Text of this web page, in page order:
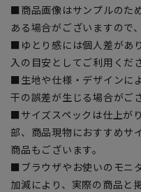
■商品画像はサンプルのた
ある場合がございますので
■ゆとり感には個人差があ
入の目安としてご利用くだ
■生地や仕様・デザインに
干の誤差が生じる場合がご
■サイズスペックは仕上が
部、商品現物におすすめサ
商品もございます。
■ブラウザやお使いのモニ
加減により、実際の商品と